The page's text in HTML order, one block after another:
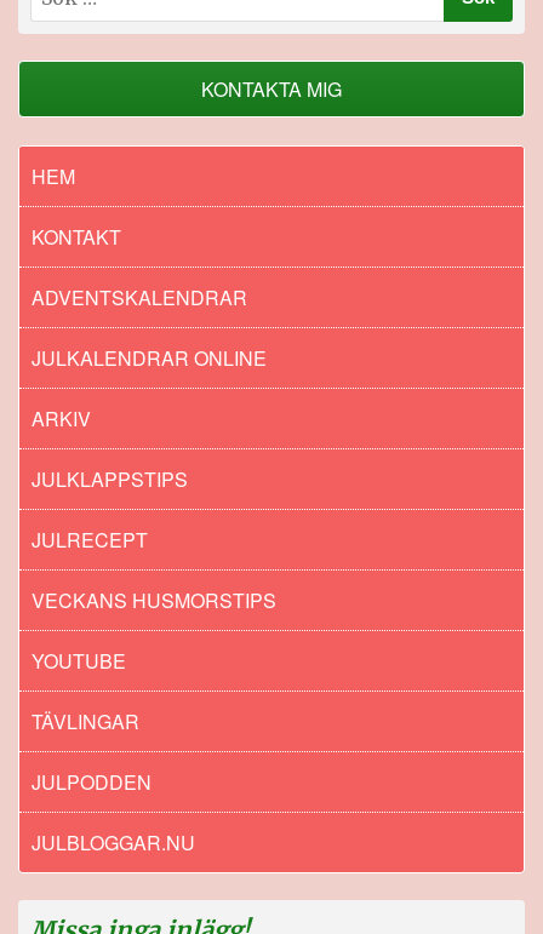
efter:
KONTAKTA MIG
HEM
KONTAKT
ADVENTSKALENDRAR
JULKALENDRAR ONLINE
ARKIV
JULKLAPPSTIPS
JULRECEPT
VECKANS HUSMORSTIPS
YOUTUBE
TÄVLINGAR
JULPODDEN
JULBLOGGAR.NU